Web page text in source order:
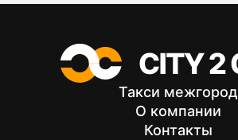
Такси межгород
О компании
Контакты